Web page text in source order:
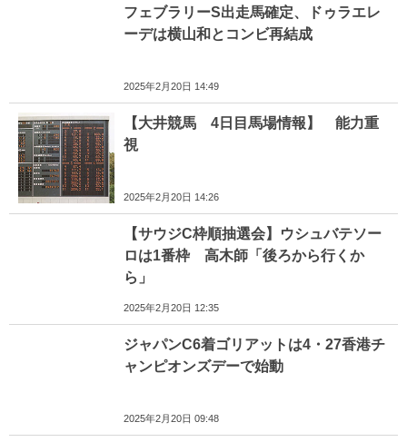
フェブラリーS出走馬確定、ドゥラエレ
ーデは横山和とコンビ再結成
2025年2月20日 14:49
【大井競馬 4日目馬場情報】 能力重
視
2025年2月20日 14:26
【サウジC枠順抽選会】ウシュバテソー
ロは1番枠 高木師「後ろから行くか
ら」
2025年2月20日 12:35
ジャパンC6着ゴリアットは4・27香港チ
ャンピオンズデーで始動
2025年2月20日 09:48